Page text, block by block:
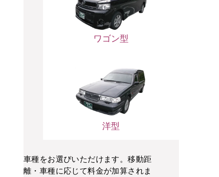
ワゴン型
洋型
車種をお選びいただけます。移動距
離・車種に応じて料金が加算されま